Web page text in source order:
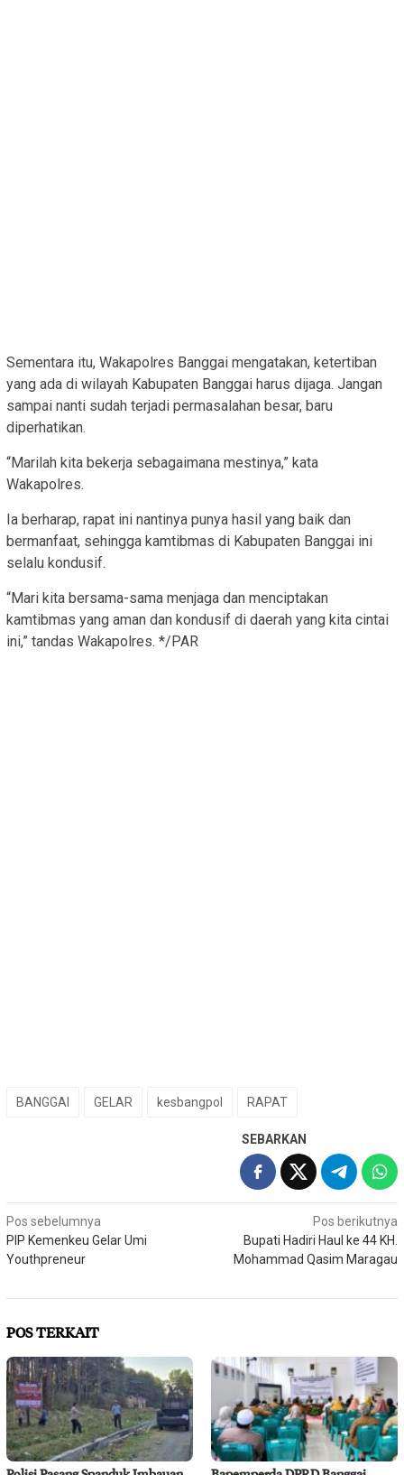
Sementara itu, Wakapolres Banggai mengatakan, ketertiban
yang ada di wilayah Kabupaten Banggai harus dijaga. Jangan
sampai nanti sudah terjadi permasalahan besar, baru
diperhatikan.
“Marilah kita bekerja sebagaimana mestinya,” kata
Wakapolres.
Ia berharap, rapat ini nantinya punya hasil yang baik dan
bermanfaat, sehingga kamtibmas di Kabupaten Banggai ini
selalu kondusif.
“Mari kita bersama-sama menjaga dan menciptakan
kamtibmas yang aman dan kondusif di daerah yang kita cintai
ini,” tandas Wakapolres. */PAR
BANGGAI GELAR kesbangpol RAPAT
SEBARKAN
Navigasi
pos
Pos sebelumnya
PIP Kemenkeu Gelar Umi
Youthpreneur
Pos berikutnya
Bupati Hadiri Haul ke 44 KH.
Mohammad Qasim Maragau
POS TERKAIT